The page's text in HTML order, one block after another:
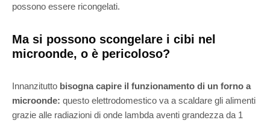
possono essere ricongelati.
Ma si possono scongelare i cibi nel
microonde, o è pericoloso?
Innanzitutto bisogna capire il funzionamento di un forno a
microonde: questo elettrodomestico va a scaldare gli alimenti
grazie alle radiazioni di onde lambda aventi grandezza da 1